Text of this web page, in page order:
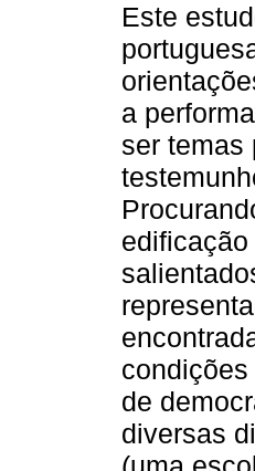
Este
a
ser temas
de
diversas